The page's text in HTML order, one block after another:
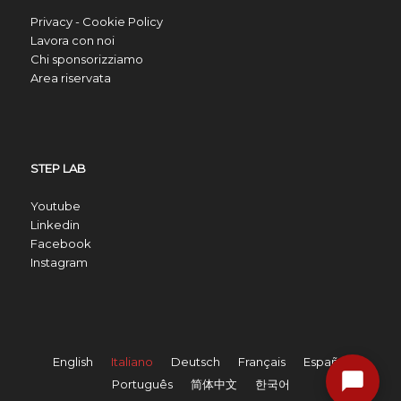
Privacy - Cookie Policy
Lavora con noi
Chi sponsorizziamo
Area riservata
STEP LAB
Youtube
Linkedin
Facebook
Instagram
English Italiano Deutsch Français
Español
Português
简体中文 한국어